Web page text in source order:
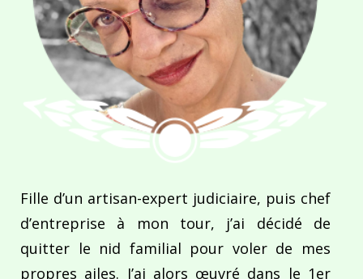
Fille d’un artisan-expert judiciaire, puis chef
d’entreprise à mon tour, j’ai décidé de
quitter le nid familial pour voler de mes
propres ailes. J’ai alors œuvré dans le 1er